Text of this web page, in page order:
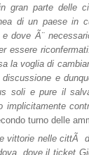
gran parte delle
di un paese in
e dove Ã¨
essere
la voglia di
e
e pure il
implicitamente
turno delle
vittorie nelle cittÃ
dove il ticket